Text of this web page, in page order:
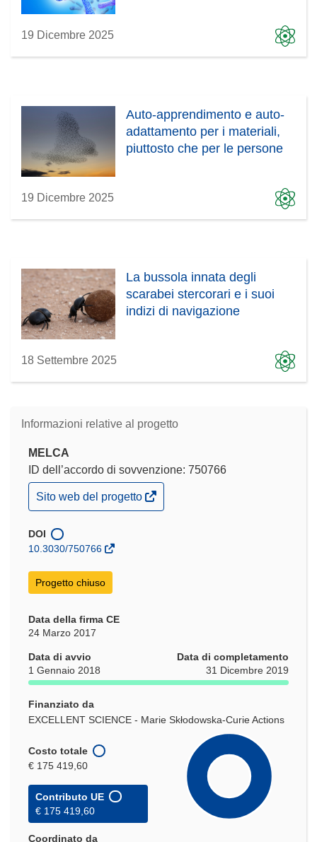
19 Dicembre 2025
Auto-apprendimento e auto-
adattamento per i materiali,
piuttosto che per le persone
19 Dicembre 2025
La bussola innata degli
scarabei stercorari e i suoi
indizi di navigazione
18 Settembre 2025
Informazioni relative al progetto
MELCA
ID dell’accordo di sovvenzione: 750766
(si
apre
una
nuova
Sito web del progetto
DOI
10.3030/750766
Progetto chiuso
Data della firma CE
24 Marzo 2017
Data di avvio
1 Gennaio 2018
Data di completamento
31 Dicembre 2019
Finanziato da
EXCELLENT SCIENCE - Marie Skłodowska-Curie Actions
Costo totale
€ 175 419,60
Contributo UE
€ 175 419,60
Coordinato da